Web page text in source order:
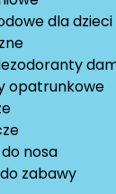
dla dzieci
opatrunkowe
nosa
zabawy